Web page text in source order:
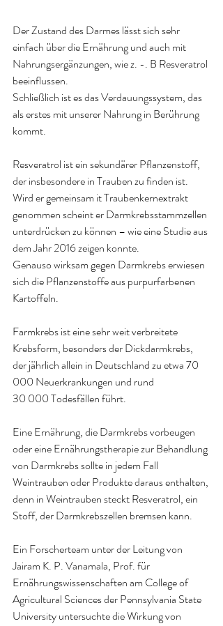
Der Zustand des Darmes lässt sich sehr
einfach über die Ernährung und auch mit
Nahrungsergänzungen, wie z. -. B Resveratrol
beeinflussen.
Schließlich ist es das Verdauungssystem, das
als erstes mit unserer Nahrung in Berührung
kommt.
Resveratrol ist ein sekundärer Pflanzenstoff,
der insbesondere in Trauben zu finden ist.
Wird er gemeinsam it Traubenkernextrakt
genommen scheint er Darmkrebsstammzellen
unterdrücken zu können – wie eine Studie aus
dem Jahr 2016 zeigen konnte.
Genauso wirksam gegen Darmkrebs erwiesen
sich die Pflanzenstoffe aus purpurfarbenen
Kartoffeln.
Farmkrebs ist eine sehr weit verbreitete
Krebsform, besonders der Dickdarmkrebs,
der jährlich allein in Deutschland zu etwa 70
000 Neuerkrankungen und rund
30 000 Todesfällen führt.
Eine Ernährung, die Darmkrebs vorbeugen
oder eine Ernährungstherapie zur Behandlung
von Darmkrebs sollte in jedem Fall
Weintrauben oder Produkte daraus enthalten,
denn in Weintrauben steckt Resveratrol, ein
Stoff, der Darmkrebszellen bremsen kann.
Ein Forscherteam unter der Leitung von
Jairam K. P. Vanamala, Prof. für
Ernährungswissenschaften am College of
Agricultural Sciences der Pennsylvania State
University untersuchte die Wirkung von